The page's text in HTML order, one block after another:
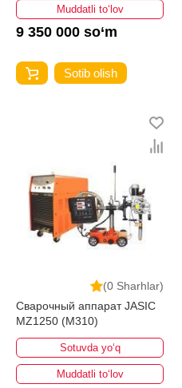
Muddatli to‘lov
9 350 000 so‘m
Sotib olish
(0 Sharhlar)
Сварочный аппарат JASIC
MZ1250 (M310)
Sotuvda yo‘q
Muddatli to‘lov